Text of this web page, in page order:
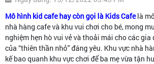
Mô hình kid cafe hay còn gọi là Kids Cafelà
nhà hàng cafe và khu vui chơi cho bé, mong
nghiệm hẹn hò vui vẻ và thoải mái cho các
của “thiên thần nhỏ” đáng yêu. Khu vực nhà
kế bao quanh khu vực chơi để ba mẹ vừa tận